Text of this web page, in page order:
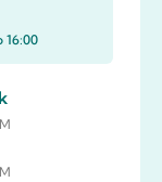
16:00